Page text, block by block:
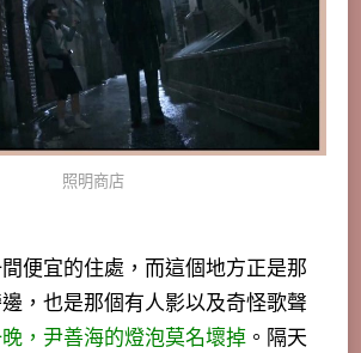
照明商店
便宜的住處，而這個地方正是那
，也是那個有人影以及奇怪歌聲
，尹善海的燈泡莫名壞掉 。隔天